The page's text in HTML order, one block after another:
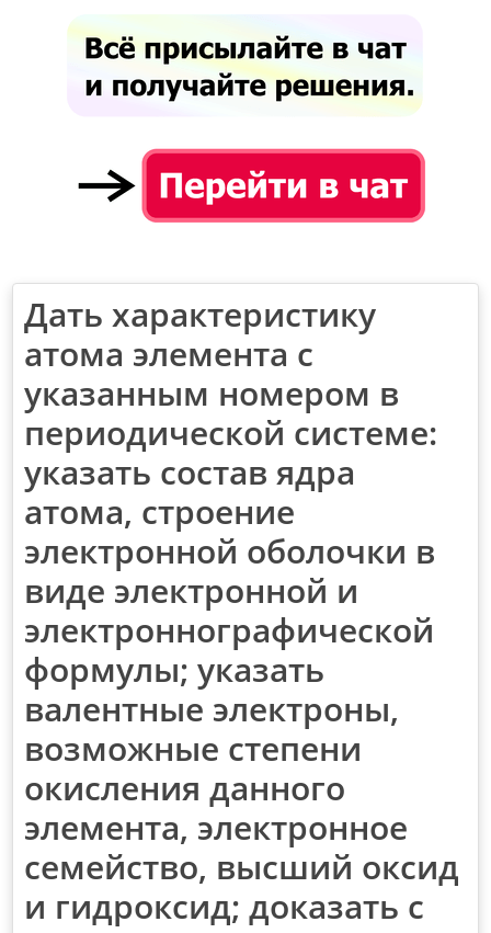
Дать характеристику
атома элемента с
указанным номером в
периодической системе:
указать состав ядра
атома, строение
электронной оболочки в
виде электронной и
электроннографической
формулы; указать
валентные электроны,
возможные степени
окисления данного
элемента, электронное
семейство, высший оксид
и гидроксид; доказать с